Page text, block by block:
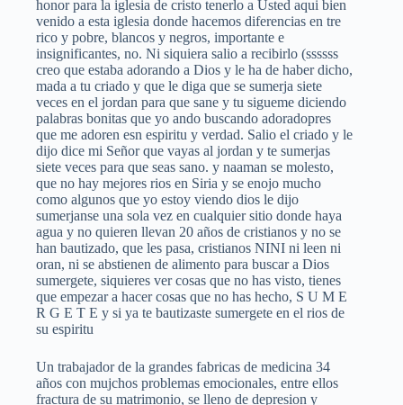
honor para la iglesia de cristo tenerlo a Usted aqui bien
venido a esta iglesia donde hacemos diferencias en tre
rico y pobre, blancos y negros, importante e
insignificantes, no. Ni siquiera salio a recibirlo (ssssss
creo que estaba adorando a Dios y le ha de haber dicho,
mada a tu criado y que le diga que se sumerja siete
veces en el jordan para que sane y tu sigueme diciendo
palabras bonitas que yo ando buscando adoradopres
que me adoren esn espiritu y verdad. Salio el criado y le
dijo dice mi Señor que vayas al jordan y te sumerjas
siete veces para que seas sano. y naaman se molesto,
que no hay mejores rios en Siria y se enojo mucho
como algunos que yo estoy viendo dios le dijo
sumerjanse una sola vez en cualquier sitio donde haya
agua y no quieren llevan 20 años de cristianos y no se
han bautizado, que les pasa, cristianos NINI ni leen ni
oran, ni se abstienen de alimento para buscar a Dios
sumergete, siquieres ver cosas que no has visto, tienes
que empezar a hacer cosas que no has hecho, S U M E
R G E T E y si ya te bautizaste sumergete en el rios de
su espiritu
Un trabajador de la grandes fabricas de medicina 34
años con mujchos problemas emocionales, entre ellos
fractura de su matrimonio, se lleno de depresion y